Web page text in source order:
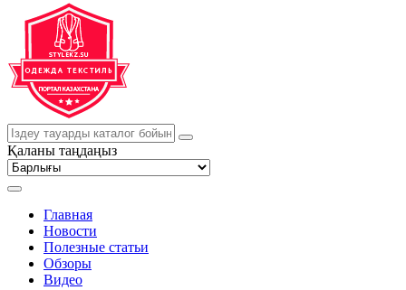
Қаланы таңдаңыз
Главная
Новости
Полезные статьи
Обзоры
Видео